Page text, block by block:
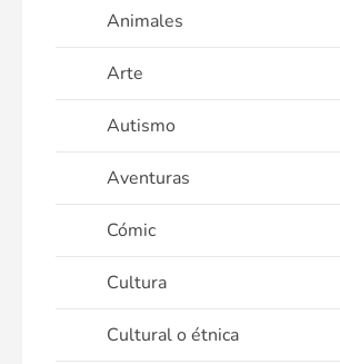
Animales
Arte
Autismo
Aventuras
Cómic
Cultura
Cultural o étnica